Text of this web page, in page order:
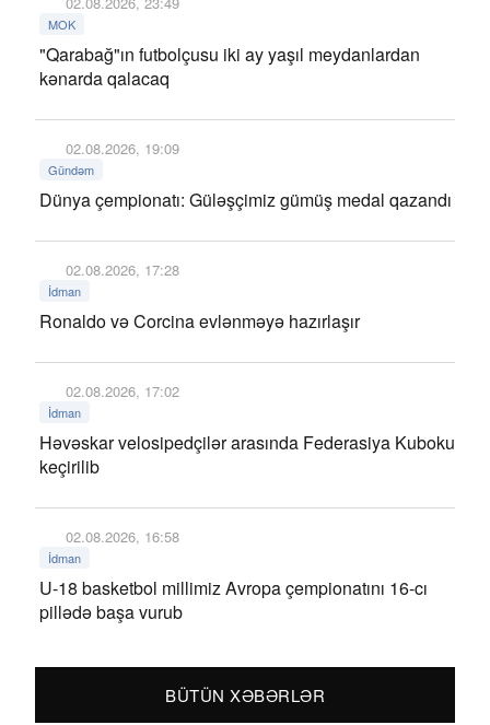
MOK
"Qarabağ"ın futbolçusu iki ay yaşıl meydanlardan
kənarda qalacaq
02.08.2026, 19:09
Gündəm
Dünya çempionatı: Güləşçimiz gümüş medal qazandı
02.08.2026, 17:28
İdman
Ronaldo və Corcina evlənməyə hazırlaşır
02.08.2026, 17:02
İdman
Həvəskar velosipedçilər arasında Federasiya Kuboku
keçirilib
02.08.2026, 16:58
İdman
U-18 basketbol millimiz Avropa çempionatını 16-cı
pillədə başa vurub
BÜTÜN XƏBƏRLƏR